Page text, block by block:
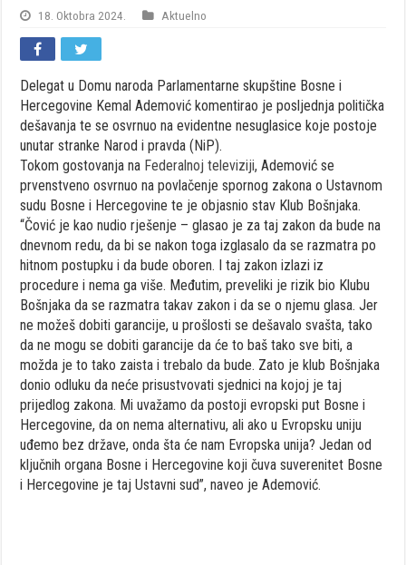
18. Oktobra 2024. Aktuelno
Delegat u Domu naroda Parlamentarne skupštine Bosne i
Hercegovine Kemal Ademović komentirao je posljednja politička
dešavanja te se osvrnuo na evidentne nesuglasice koje postoje
unutar stranke Narod i pravda (NiP).
Tokom gostovanja na Federalnoj televiziji, Ademović se
prvenstveno osvrnuo na povlačenje spornog zakona o Ustavnom
sudu Bosne i Hercegovine te je objasnio stav Klub Bošnjaka.
“Čović je kao nudio rješenje – glasao je za taj zakon da bude na
dnevnom redu, da bi se nakon toga izglasalo da se razmatra po
hitnom postupku i da bude oboren. I taj zakon izlazi iz
procedure i nema ga više. Međutim, preveliki je rizik bio Klubu
Bošnjaka da se razmatra takav zakon i da se o njemu glasa. Jer
ne možeš dobiti garancije, u prošlosti se dešavalo svašta, tako
da ne mogu se dobiti garancije da će to baš tako sve biti, a
možda je to tako zaista i trebalo da bude. Zato je klub Bošnjaka
donio odluku da neće prisustvovati sjednici na kojoj je taj
prijedlog zakona. Mi uvažamo da postoji evropski put Bosne i
Hercegovine, da on nema alternativu, ali ako u Evropsku uniju
uđemo bez države, onda šta će nam Evropska unija? Jedan od
ključnih organa Bosne i Hercegovine koji čuva suverenitet Bosne
i Hercegovine je taj Ustavni sud”, naveo je Ademović.